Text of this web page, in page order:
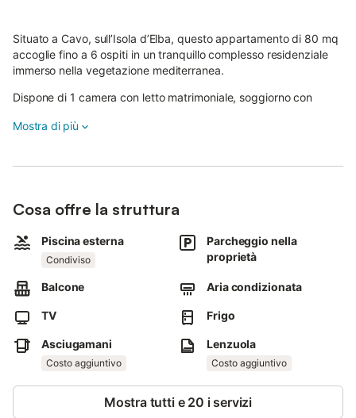
Situato a Cavo, sull’Isola d’Elba, questo appartamento di 80 mq
accoglie fino a 6 ospiti in un tranquillo complesso residenziale
immerso nella vegetazione mediterranea.
Dispone di 1 camera con letto matrimoniale, soggiorno con
Potrete rilassarvi sul balcone privato e usufruire della terrazza
La struttura dispone di una piscina all’aperto in comune,
piccola per bambini.
La piscina è aperta da giugno a metà settembre.
Avrete a disposizione 1 posto auto in comune in loco.
Eventi non consentiti.
Mostra di più
Cosa offre la struttura
Piscina esterna
Condiviso
Parcheggio nella
proprietà
Balcone Aria condizionata
TV Frigo
Asciugamani
Costo aggiuntivo
Lenzuola
Costo aggiuntivo
Mostra tutti e 20 i servizi